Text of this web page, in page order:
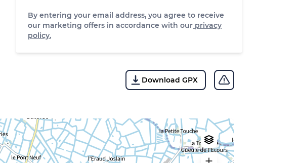
By entering your email address, you agree to receive
our marketing offers in accordance with our privacy
policy.
2 m
Download GPX